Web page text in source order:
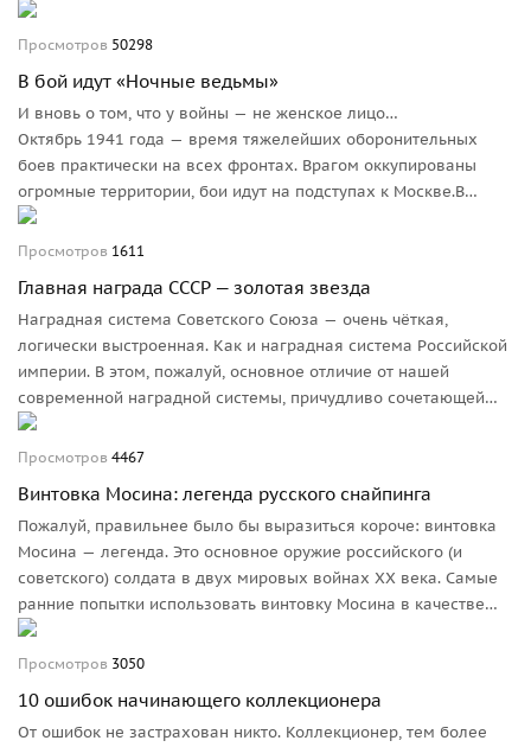
это состояние души. Некоторые особенно увлечённые
граждане и живут-то полной жизнью только на мероприятии,
к нему.
Просмотров 50298
В бой идут «Ночные ведьмы»
И вновь о том, что у войны — не женское лицо…
Октябрь 1941 года — время тяжелейших оборонительных
боев практически на всех фронтах. Врагом оккупированы
огромные территории, бои идут на подступах к Москве.В
воздухе по-прежнему господствует немецкая авиация, и
переломить это господство еще не удается. В этих условиях 8
авиационных полков.
Просмотров 1611
Главная награда СССР — золотая звезда
Наградная система Советского Союза — очень чёткая,
логически выстроенная. Как и наградная система Российской
империи. В этом, пожалуй, основное отличие от нашей
современной наградной системы, причудливо сочетающей
элементы царской и советской, делящей награды на
государственные и ведомственные.
Просмотров 4467
Винтовка Мосина: легенда русского снайпинга
Пожалуй, правильнее было бы выразиться короче: винтовка
Мосина — легенда. Это основное оружие российского (и
советского) солдата в двух мировых войнах ХХ века. Самые
ранние попытки использовать винтовку Мосина в качестве
снайперского оружия относятся ко времени Первой мировой
войны. Как только стих накал боев первого этапа войны и
снайперов получило больший размах и достигло своего
апогея в завершающий период войны.
Просмотров 3050
10 ошибок начинающего коллекционера
От ошибок не застрахован никто. Коллекционер, тем более